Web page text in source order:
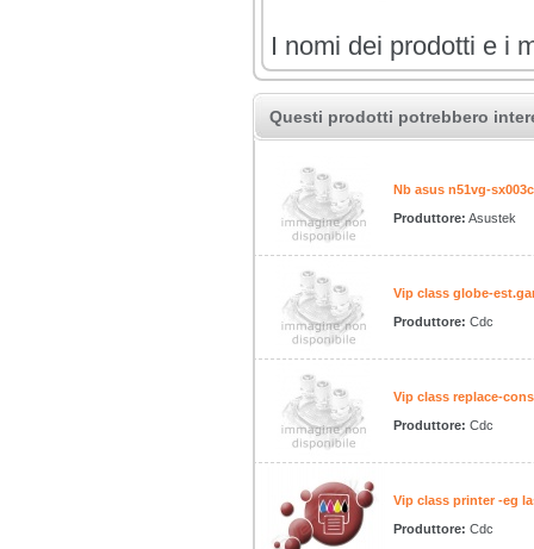
I nomi dei prodotti e i
Questi prodotti potrebbero
Nb asus n51vg-sx003c
Produttore: Asustek
Vip class globe-
Produttore: Cdc
Vip class replace-
Produttore: Cdc
Vip class printer -eg
Produttore: Cdc